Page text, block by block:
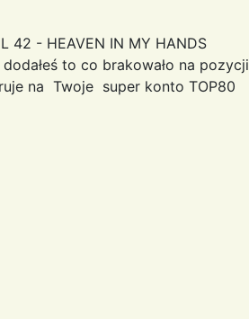
42 - HEAVEN IN MY HANDS
to co brakowało na
na Twoje super konto TOP80